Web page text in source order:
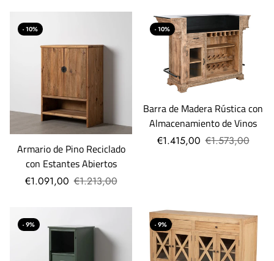
- 10%
Armario de Pino Reciclado
con Estantes Abiertos
€1.091,00 €1.213,00
- 10%
Barra de Madera Rústica con
Almacenamiento de Vinos
€1.415,00 €1.573,00
- 9% - 9%